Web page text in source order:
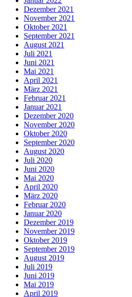
Dezember 2021
November 2021
Oktober 2021
September 2021
August 2021
Juli 2021
Juni 2021
Mai 2021
April 2021
März 2021
Februar 2021
Januar 2021
Dezember 2020
November 2020
Oktober 2020
September 2020
August 2020
Juli 2020
Juni 2020
Mai 2020
April 2020
März 2020
Februar 2020
Januar 2020
Dezember 2019
November 2019
Oktober 2019
September 2019
August 2019
Juli 2019
Juni 2019
Mai 2019
April 2019